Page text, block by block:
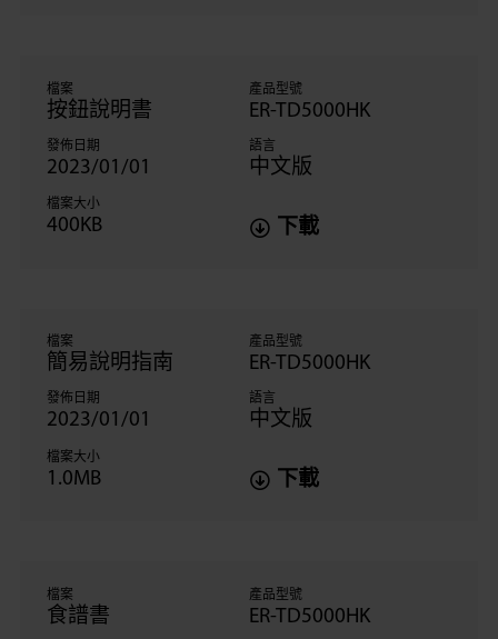
檔案
按鈕說明書
產品型號
ER-TD5000HK
發佈日期
2023/01/01
語言
中文版
檔案大小
400KB 下載
檔案
簡易說明指南
產品型號
ER-TD5000HK
發佈日期
2023/01/01
語言
中文版
檔案大小
1.0MB 下載
檔案
食譜書
產品型號
ER-TD5000HK